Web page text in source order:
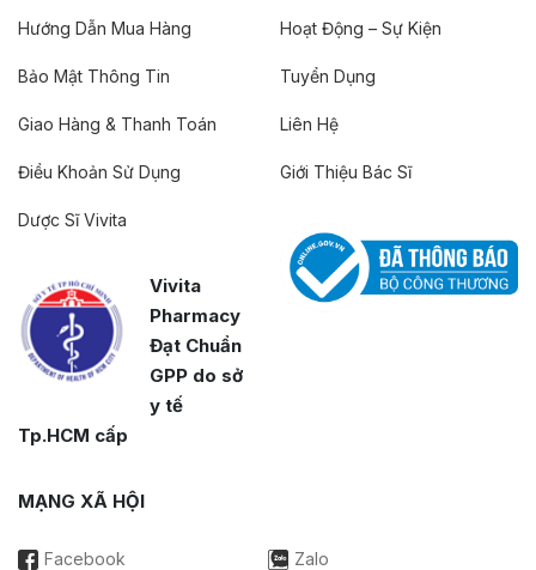
Hướng Dẫn Mua Hàng
Bảo Mật Thông Tin
Giao Hàng & Thanh Toán
Điều Khoản Sử Dụng
Dược Sĩ Vivita
Vivita
Pharmacy
Đạt Chuẩn
GPP do sở
y tế
Tp.HCM cấp
Hoạt Động – Sự Kiện
Tuyển Dụng
Liên Hệ
Giới Thiệu Bác Sĩ
MẠNG XÃ HỘI
Facebook Zalo